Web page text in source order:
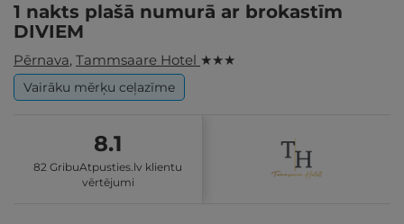
1 nakts plašā numurā ar brokastīm
DIVIEM
Pērnava, Tammsaare Hotel ★ ★ ★
Vairāku mērķu ceļazīme
8.1
82 GribuAtpusties.lv klientu
vērtējumi